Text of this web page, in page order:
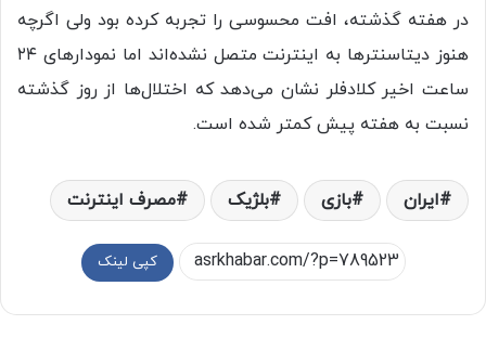
در هفته‌ گذشته، افت محسوسی را تجربه کرده بود ولی اگرچه
هنوز دیتاسنترها به اینترنت متصل نشده‌اند اما نمودارهای ۲۴
ساعت اخیر کلادفلر نشان می‌دهد که اختلال‌ها از روز گذشته
نسبت به هفته پیش کمتر شده است.
ایران بازی بلژیک مصرف اینترنت
کپی لینک